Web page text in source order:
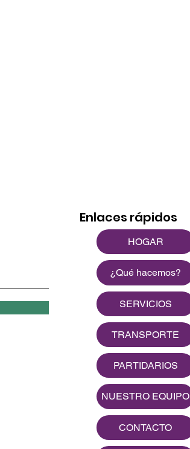
Enlaces rápidos
HOGAR
¿Qué hacemos?
SERVICIOS
TRANSPORTE
PARTIDARIOS
NUESTRO EQUIPO
CONTACTO